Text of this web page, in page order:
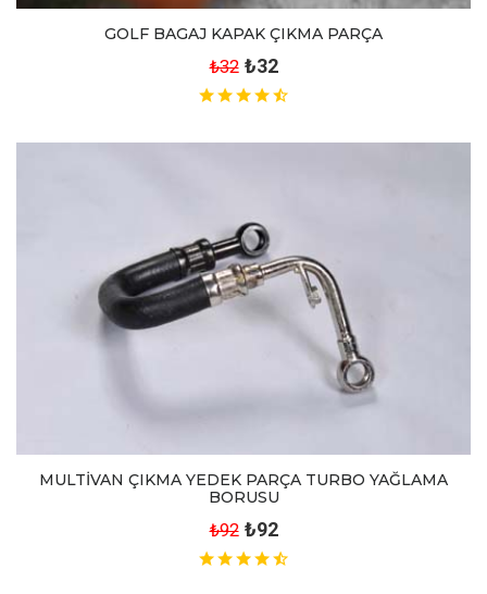
GOLF BAGAJ KAPAK ÇIKMA PARÇA
₺32 ₺32
MULTİVAN ÇIKMA YEDEK PARÇA TURBO YAĞLAMA
BORUSU
₺92 ₺92